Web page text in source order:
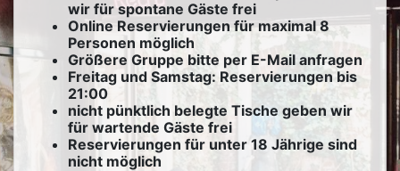
wir für spontane Gäste frei
Online Reservierungen für maximal 8
Personen möglich
Größere Gruppe bitte per E-Mail anfragen
Freitag und Samstag: Reservierungen bis
21:00
nicht pünktlich belegte Tische geben wir
für wartende Gäste frei
Reservierungen für unter 18 Jährige sind
nicht möglich